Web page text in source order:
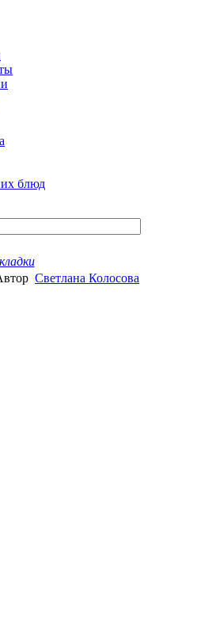
блюд
Светлана Колосова